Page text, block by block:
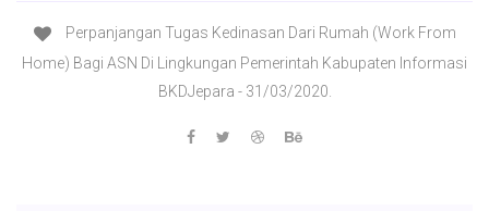
Perpanjangan Tugas Kedinasan Dari Rumah (Work From
Home) Bagi ASN Di Lingkungan Pemerintah Kabupaten Informasi
BKDJepara - 31/03/2020.